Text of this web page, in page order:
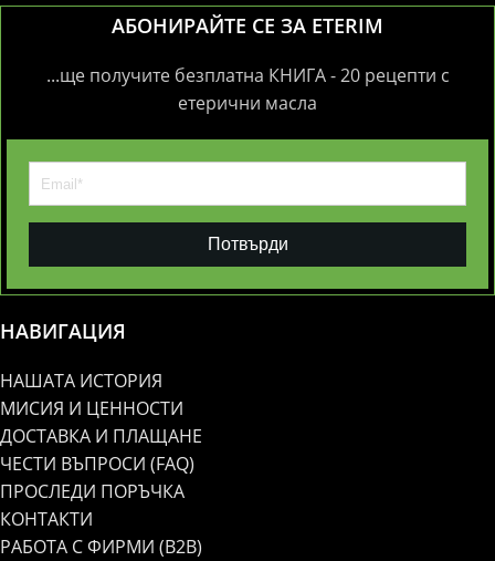
АБОНИРАЙТЕ СЕ ЗА ETERIM
...ще получите безплатна КНИГА - 20 рецепти с
етерични масла
Потвърди
НАВИГАЦИЯ
НАШАТА ИСТОРИЯ
МИСИЯ И ЦЕННОСТИ
ДОСТАВКА И ПЛАЩАНЕ
ЧЕСТИ ВЪПРОСИ (FAQ)
ПРОСЛЕДИ ПОРЪЧКА
КОНТАКТИ
РАБОТА С ФИРМИ (B2B)